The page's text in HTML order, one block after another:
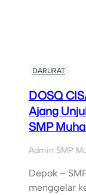
DARURAT
DOSQ
Ajang
SMP
Admin SMP
Depok –
menggelar